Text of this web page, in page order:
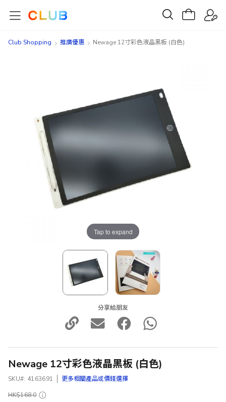
Club Shopping 推廣優惠 Newage 12寸彩色液晶黑板 (白色)
Tap to expand
分享給朋友
Newage 12寸彩色液晶黑板 (白色)
SKU 4163691
更多相關產品或價錢選擇
HK$168.0